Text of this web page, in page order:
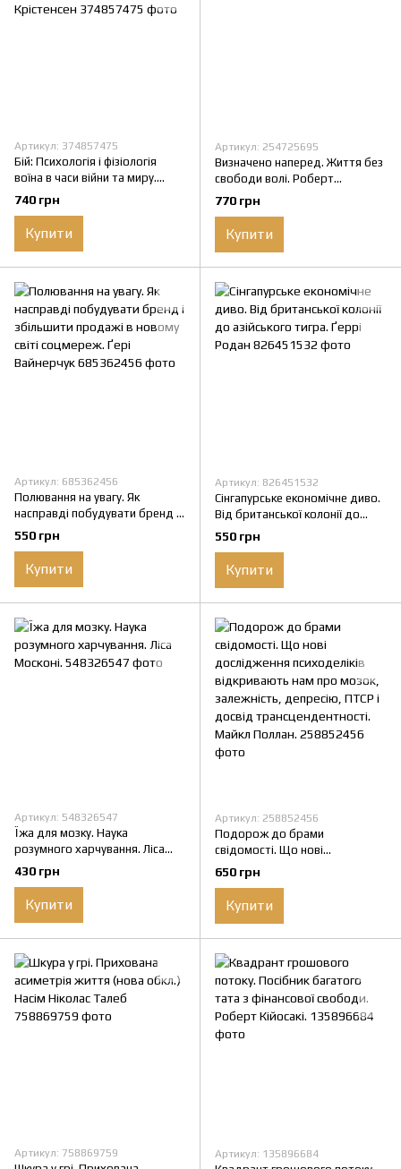
Артикул: 374857475
Бій: Психологія і фізіологія
воїна в часи війни та миру.
Дейв Ґроссман , Лорен
Крістенсен
740 грн
Купити
Артикул: 254725695
Визначено наперед. Життя без
свободи волі. Роберт
Сапольскі
770 грн
Купити
Артикул: 685362456
Полювання на увагу. Як
насправді побудувати бренд і
збільшити продажі в новому
світі соцмереж. Ґері Вайнерчук
550 грн
Купити
Артикул: 826451532
Сінгапурське економічне диво.
Від британської колонії до
азійського тигра. Ґеррі Родан
550 грн
Купити
Артикул: 548326547
Їжа для мозку. Наука
розумного харчування. Ліса
Москоні.
430 грн
Купити
Артикул: 258852456
Подорож до брами
свідомості. Що нові
дослідження психоделіків
відкривають нам про мозок,
залежність, депресію, ПТСР і
досвід трансцендентності.
650 грн
Купити
Артикул: 758869759 Артикул: 135896684